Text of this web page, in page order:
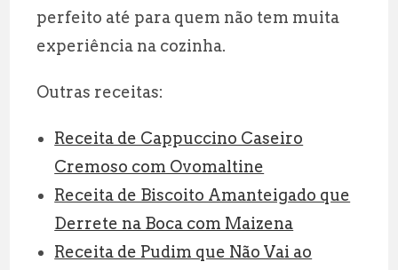
perfeito até para quem não tem muita
experiência na cozinha.
Outras receitas:
Receita de Cappuccino Caseiro
Cremoso com Ovomaltine
Receita de Biscoito Amanteigado que
Derrete na Boca com Maizena
Receita de Pudim que Não Vai ao